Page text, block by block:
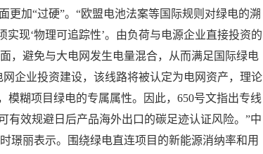
更加“过硬”。“欧盟电池法案等国际规则对绿电的溯
现‘物理可追踪性’。由负荷与电源企业直接投资的
，避免与大电网发生电量混合，从而满足国际绿电
网企业投资建设，该线路将被认定为电网资产，理论
模糊项目绿电的专属属性。因此，650号文指出专线
有效规避日后产品海外出口的碳足迹认证风险。”中
璟丽表示。围绕绿电直连项目的新能源消纳率和用